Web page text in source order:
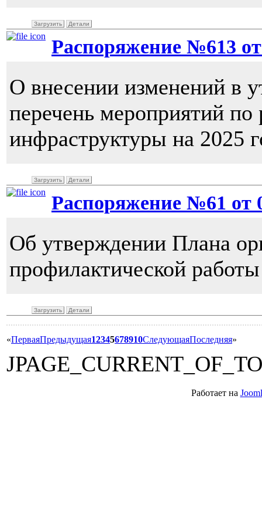
Загрузить Детали
Распоряжение №613 от
О внесении изменений в
перечень мероприятий
инфраструктуры на 2025
Загрузить Детали
Распоряжение №61 от
Об утверждении Плана
профилактической
Загрузить Детали
«ПерваяПредыдущая12345678910СледующаяПоследняя»
Работает на